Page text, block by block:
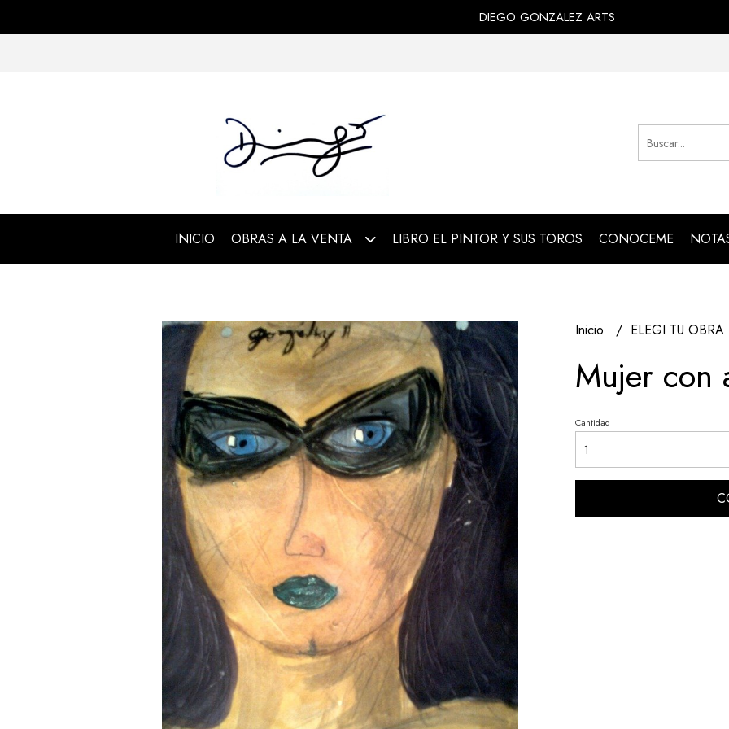
DIEGO GONZALEZ ARTS
INICIO OBRAS A LA VENTA LIBRO EL PINTOR Y SUS TOROS CONOCEME
Inicio ELEGI TU OBRA
Mujer con
Cantidad